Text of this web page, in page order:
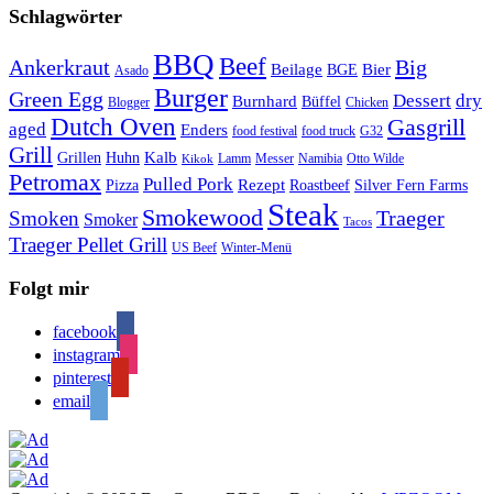
Schlagwörter
Ankerkraut Asado BBQBeef Beilage BGE Bier Big
Green Egg Blogger Burger Burnhard Büffel Chicken Dessert dry
aged Dutch Oven Enders food festival food truck G32 Gasgrill
Grill Grillen Huhn Kalb Kikok Lamm Messer Namibia Otto Wilde
Petromax Pizza Pulled Pork Rezept Roastbeef Silver Fern Farms
Smoken Smoker Smokewood Steak Tacos Traeger
Traeger Pellet Grill US Beef Winter-Menü
Folgt mir
facebook
instagram
pinterest
email